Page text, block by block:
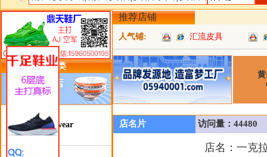
类目详细分类
鞋类-Footwear
推荐店铺
人气铺: 汇流皮具
店名片 访问量：44480
店名： 一克